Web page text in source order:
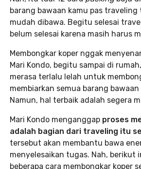
barang bawaan kamu pas
mudah dibawa. Begitu selesai
belum selesai karena masih harus
Membongkar koper nggak
Mari Kondo, begitu sampai di
merasa terlalu lelah untuk
membiarkan semua barang bawaan
Namun, hal terbaik adalah segera
Mari Kondo menganggap proses
adalah bagian dari traveling itu
tersebut akan membantu bawa
menyelesaikan tugas. Nah, berikut
beberapa cara membongkar koper